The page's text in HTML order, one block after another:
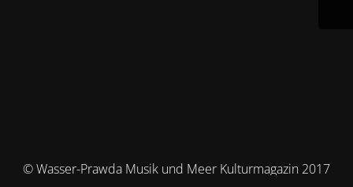
© Wasser-Prawda Musik und Meer Kulturmagazin 2017